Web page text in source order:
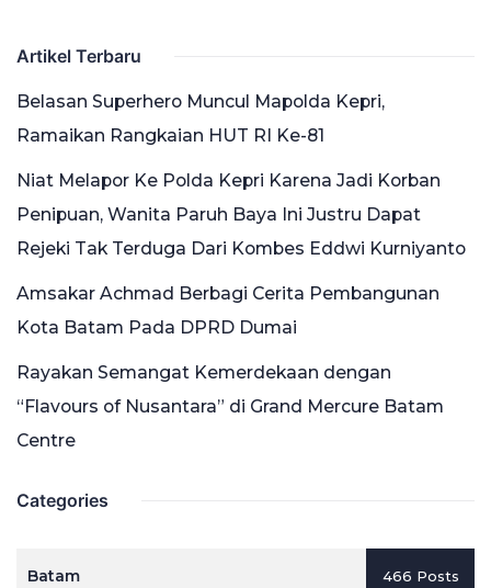
Artikel Terbaru
Belasan Superhero Muncul Mapolda Kepri,
Ramaikan Rangkaian HUT RI Ke-81
Niat Melapor Ke Polda Kepri Karena Jadi Korban
Penipuan, Wanita Paruh Baya Ini Justru Dapat
Rejeki Tak Terduga Dari Kombes Eddwi Kurniyanto
Amsakar Achmad Berbagi Cerita Pembangunan
Kota Batam Pada DPRD Dumai
Rayakan Semangat Kemerdekaan dengan
“Flavours of Nusantara” di Grand Mercure Batam
Centre
Categories
Batam 466 Posts